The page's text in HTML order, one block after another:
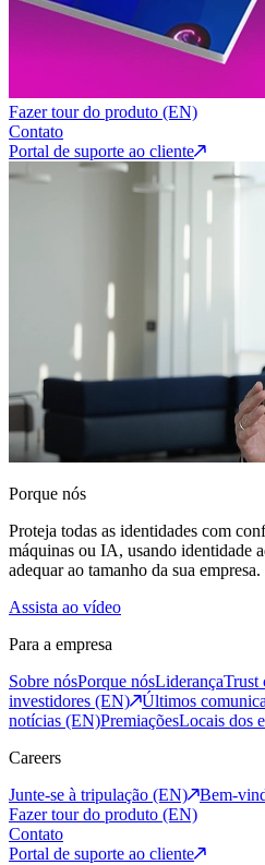
Fazer tour do produto (EN)
Contato
Portal de suporte ao cliente
Porque nós
Proteja todas as identidades com
máquinas ou IA, usando identidade
adequar ao tamanho da sua empresa.
Assista ao vídeo
Para a empresa
Sobre nósPorque nósLiderançaTrust
investidores (EN)
Últimos
notícias (EN)PremiaçõesLocais dos
Careers
Junte-se à tripulação (EN)
Bem-
Fazer tour do produto (EN)
Contato
Portal de suporte ao cliente